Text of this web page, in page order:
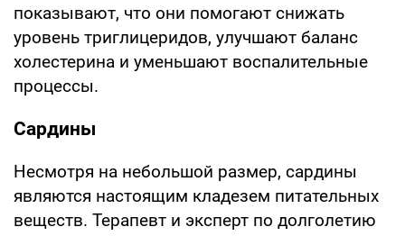
показывают, что они помогают снижать
уровень триглицеридов, улучшают баланс
холестерина и уменьшают воспалительные
процессы.
Сардины
Несмотря на небольшой размер, сардины
являются настоящим кладезем питательных
веществ. Терапевт и эксперт по долголетию